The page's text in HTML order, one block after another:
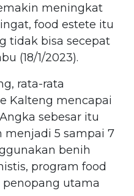
meningkat
food estete itu
tidak bisa secepat
(18/1/2023).
rata-rata
Kalteng mencapai
sebesar itu
menjadi 5 sampai 7
benih
program food
utama